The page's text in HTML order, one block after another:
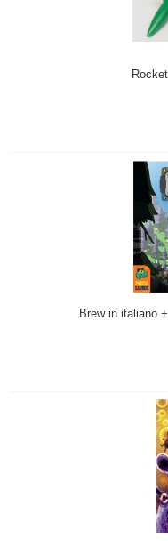
Brew in italiano